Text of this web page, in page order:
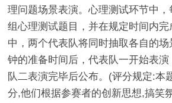
理问题场景表演。心理测试环节中
组心理测试题目，并在规定时间内
中，两个代表队将同时抽取各自的
钟的准备时间后，代表队一开始表
队二表演完毕后公布。(评分规定:本
分,他们根据参赛者的创新思想,搞笑